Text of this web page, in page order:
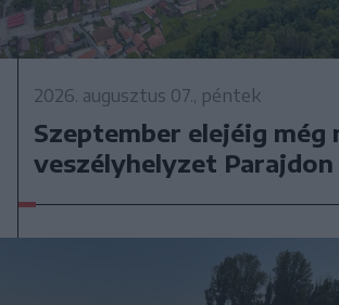
2026. augusztus 07., péntek
Szeptember elejéig még
veszélyhelyzet Parajdon